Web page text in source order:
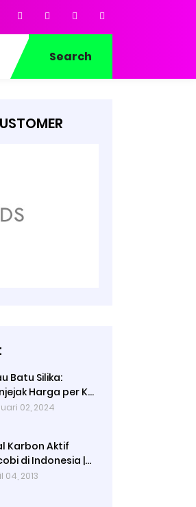
Search
Batu Silika:
Harga per Kg
Keunggulan
02, 2024
Karbon Aktif
di Indonesia |
Water
04, 2013